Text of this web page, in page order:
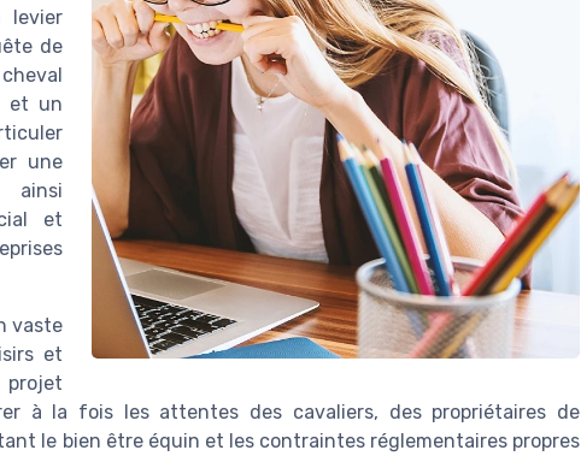
levier
de
et un
une
ainsi
et
vaste
et
à la fois les attentes des cavaliers, des propriétaires de
le bien être équin et les contraintes réglementaires propres